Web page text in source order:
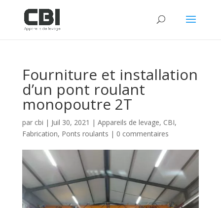
Fourniture et installation
d’un pont roulant
monopoutre 2T
par cbi | Juil 30, 2021 | Appareils de levage, CBI,
Fabrication, Ponts roulants | 0 commentaires